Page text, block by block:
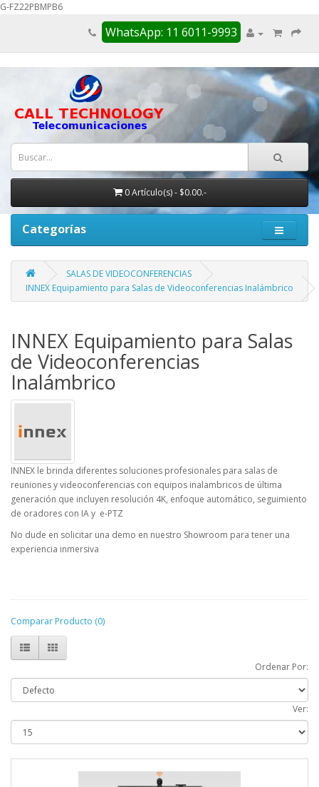
G-FZ22PBMPB6
WhatsApp: 11 6011-9993
0 Artículo(s) - $0.00.-
Categorías
SALAS DE VIDEOCONFERENCIAS
INNEX Equipamiento para Salas de Videoconferencias Inalámbrico
INNEX Equipamiento para Salas
de Videoconferencias
Inalámbrico
INNEX le brinda diferentes soluciones profesionales para salas de
reuniones y videoconferencias con equipos inalambricos de última
generación que incluyen resolución 4K, enfoque automático, seguimiento
de oradores con IA y e-PTZ
No dude en solicitar una demo en nuestro Showroom para tener una
experiencia inmersiva
Comparar Producto (0)
Ordenar Por:
Ver: